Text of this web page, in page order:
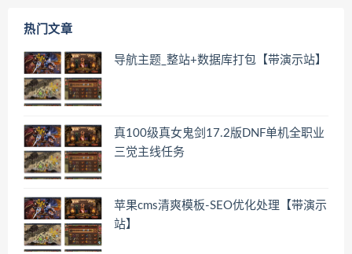
热门文章
导航主题_整站+数据库打包【带演示站】
真100级真女鬼剑17.2版DNF单机全职业
三觉主线任务
苹果cms清爽模板-SEO优化处理【带演示
站】